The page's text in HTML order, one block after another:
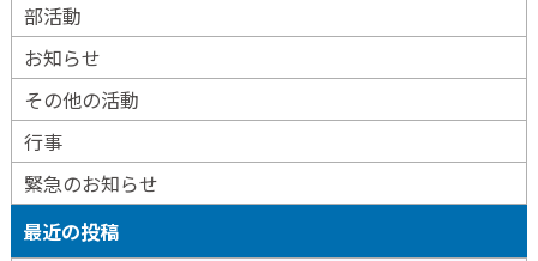
部活動
お知らせ
その他の活動
行事
緊急のお知らせ
最近の投稿